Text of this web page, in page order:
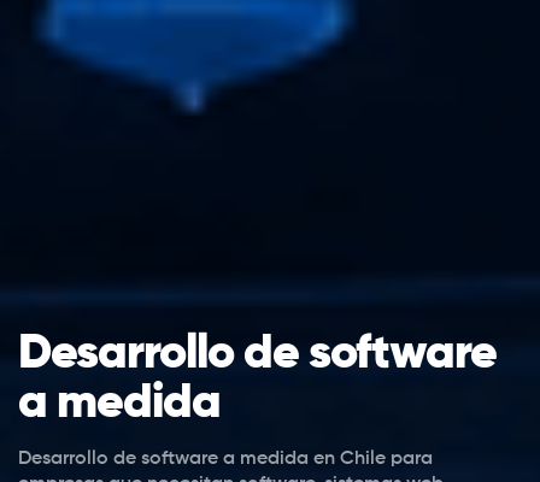
Desarrollo de software
a medida
Desarrollo de software a medida en Chile para